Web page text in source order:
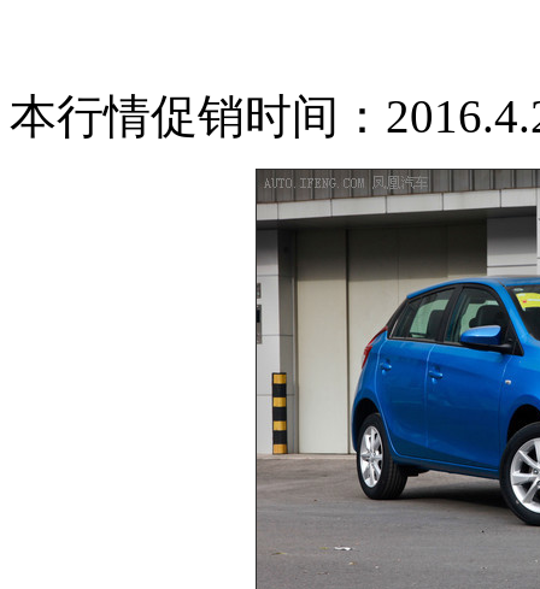
本行情促销时间：